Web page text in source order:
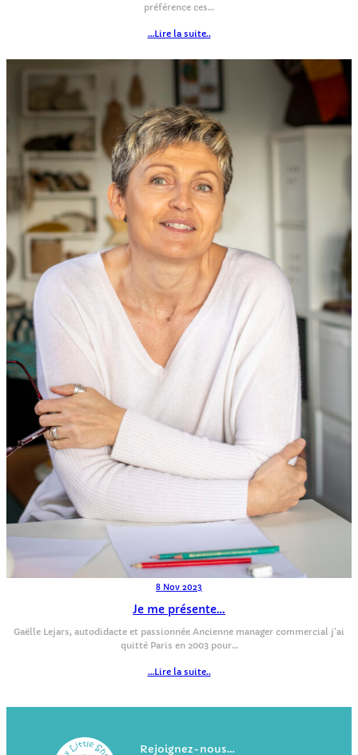
préférence ces…
…Lire la suite..
8 Nov 2023
Je me présente…
Gaëlle Lejars, autodidacte et passionnée Ancienne manager commercial j’ai
quitté Paris en 2003 pour…
…Lire la suite..
Rejoignez-nous…